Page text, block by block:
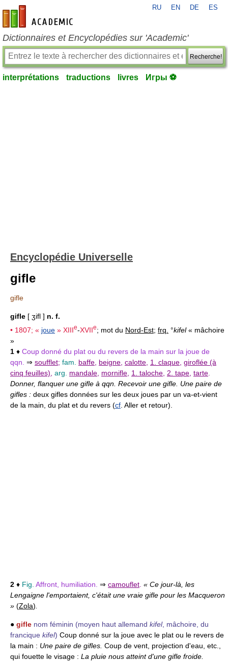
fr-academic.com
RU EN DE ES
Dictionnaires et Encyclopédies sur 'Academic'
Recherche!
interprétations traductions livres Игры ⚽
Encyclopédie Universelle
gifle
gifle
gifle [ ʒifl ] n. f.
• 1807; « joue » XIIIe-XVIIe; mot du Nord-Est; frq. °kifel« mâchoire
»
1 ♦ Coup donné du plat ou du revers de la main sur la joue de
qqn. ⇒ soufflet; fam. baffe beigne calotte 1. claque giroflée (à
cinq feuilles) arg. mandale mornifle 1. taloche 2. tape tarte
Donner, flanquer une gifle à qqn. Recevoir une gifle. Une paire de
gifles : deux gifles données sur les deux joues par un va-et-vient
de la main, du plat et du revers (cf . Aller et retour).
2 ♦ Fig. Affront, humiliation. ⇒ camouflet « Ce jour-là, les
Lengaigne l'emportaient, c'était une vraie gifle pour les Macqueron
» (Zola)
● gifle nom féminin (moyen haut allemand kifel, mâchoire, du
francique kifel) Coup donné sur la joue avec le plat ou le revers de
la main : Une paire de gifles. Coup de vent, projection d'eau, etc.,
qui fouette le visage : La pluie nous atteint d'une gifle froide.